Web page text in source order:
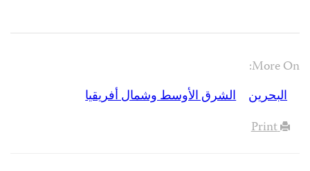
More On:
البحرين
الشرق الأوسط وشمال أفريقيا
Print